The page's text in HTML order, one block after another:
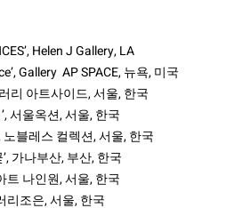
Helen J Gallery, LA
Gallery AP SPACE, 뉴욕, 미국
리 아트사이드, 서울, 한국
서울옥션, 서울, 한국
노블레스 컬렉션, 서울, 한국
가나부산, 부산, 한국
트 나인원, 서울, 한국
리조은, 서울, 한국